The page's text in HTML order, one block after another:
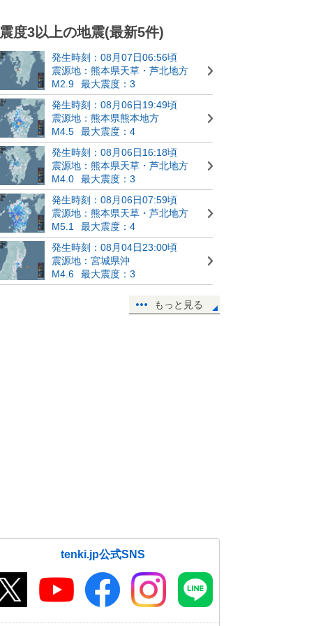
震度3以上の地震(最新5件)
発生時刻：08月07日06:56頃
震源地：熊本県天草・芦北地方
M2.9
最大震度：3
発生時刻：08月06日19:49頃
震源地：熊本県熊本地方
M4.5
最大震度：4
発生時刻：08月06日16:18頃
震源地：熊本県天草・芦北地方
M4.0
最大震度：3
発生時刻：08月06日07:59頃
震源地：熊本県天草・芦北地方
M5.1
最大震度：4
発生時刻：08月04日23:00頃
震源地：宮城県沖
M4.6
最大震度：3
もっと見る
tenki.jp公式SNS